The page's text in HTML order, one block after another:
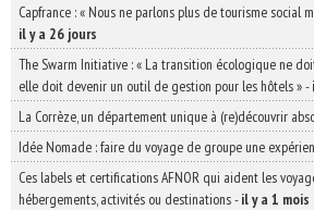
Capfrance : « Nous ne parlons plus de tourisme social
il y a 26 jours
The Swarm Initiative : « La transition écologique ne
elle doit devenir un outil de gestion pour les hôtels »-
La Corrèze, un département unique à (re)découvrir
Idée Nomade : faire du voyage de groupe une
Ces labels et certifications AFNOR qui aident les
hébergements, activités ou destinations-il y a 1 mois